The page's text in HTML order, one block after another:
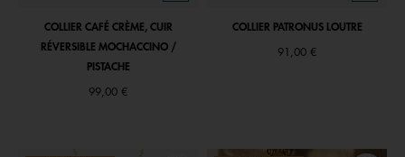
COLLIER CAFÉ CRÈME, CUIR
RÉVERSIBLE MOCHACCINO /
PISTACHE
99,00 €
COLLIER PATRONUS LOUTRE
91,00 €